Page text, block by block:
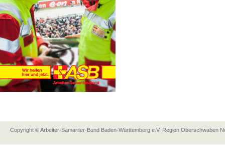
Copyright © Arbeiter-Samariter-Bund Baden-Württemberg e.V. Region Oberschwaben